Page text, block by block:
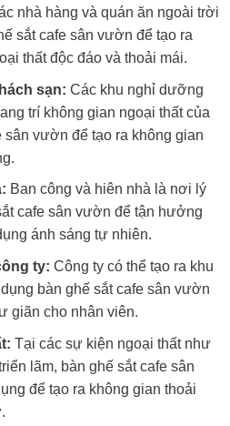
nhà hàng và quán ăn ngoài trời
sắt cafe sân vườn để tạo ra
thất độc đáo và thoải mái.
sạn: Các khu nghỉ dưỡng
trí không gian ngoại thất của
sân vườn để tạo ra không gian
Ban công và hiên nhà là nơi lý
cafe sân vườn để tận hưởng
ánh sáng tự nhiên.
ty: Công ty có thể tạo ra khu
bàn ghế sắt cafe sân vườn
giãn cho nhân viên.
Tại các sự kiện ngoại thất như
lãm, bàn ghế sắt cafe sân
để tạo ra không gian thoải